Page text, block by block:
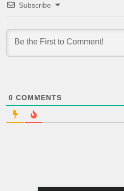
Subscribe
0 COMMENTS